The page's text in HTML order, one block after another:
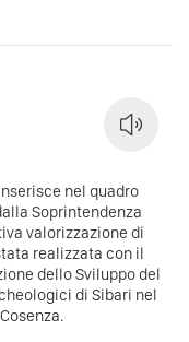
nel quadro
Soprintendenza
valorizzazione di
realizzata con il
dello Sviluppo del
di Sibari nel